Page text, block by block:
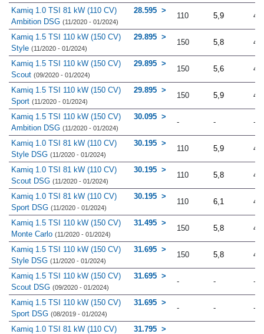
Kamiq 1.0 TSI 81 kW (110 CV)
Ambition DSG (11/2020 - 01/2024)
28.595
110 5,9
Kamiq 1.5 TSI 110 kW (150 CV)
Style (11/2020 - 01/2024)
29.895
150 5,8
Kamiq 1.5 TSI 110 kW (150 CV)
Scout (09/2020 - 01/2024)
29.895
150 5,6
Kamiq 1.5 TSI 110 kW (150 CV)
Sport (11/2020 - 01/2024)
29.895
150 5,9
Kamiq 1.5 TSI 110 kW (150 CV)
Ambition DSG (11/2020 - 01/2024)
30.095
- - -
Kamiq 1.0 TSI 81 kW (110 CV)
Style DSG (11/2020 - 01/2024)
30.195
110 5,9
Kamiq 1.0 TSI 81 kW (110 CV)
Scout DSG (11/2020 - 01/2024)
30.195
110 5,8
Kamiq 1.0 TSI 81 kW (110 CV)
Sport DSG (11/2020 - 01/2024)
30.195
110 6,1
Kamiq 1.5 TSI 110 kW (150 CV)
Monte Carlo (11/2020 - 01/2024)
31.495
150 5,8
Kamiq 1.5 TSI 110 kW (150 CV)
Style DSG (11/2020 - 01/2024)
31.695
150 5,8
Kamiq 1.5 TSI 110 kW (150 CV)
Scout DSG (09/2020 - 01/2024)
31.695
- - -
Kamiq 1.5 TSI 110 kW (150 CV)
Sport DSG (08/2019 - 01/2024)
31.695
- - -
Kamiq 1.0 TSI 81 kW (110 CV)
31.795